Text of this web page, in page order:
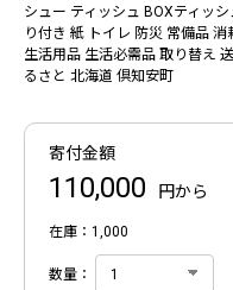
シュー ティッシュ BOXティッ
り付き 紙 トイレ 防災 常備品
生活用品 生活必需品 取り替え
るさと 北海道 倶知安町
寄付金額
110,000 円から
在庫：1,000
数量：